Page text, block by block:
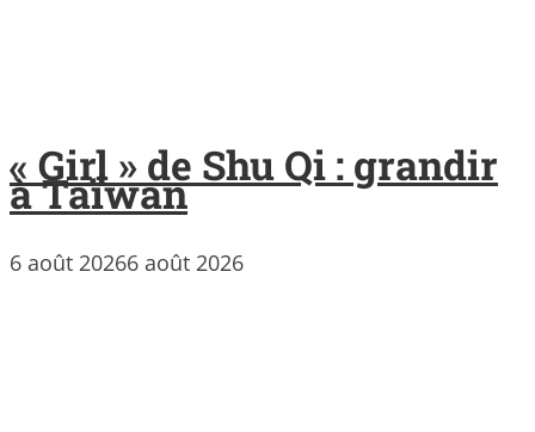
« Girl » de Shu Qi : grandir
à Taïwan
6 août 20266 août 2026